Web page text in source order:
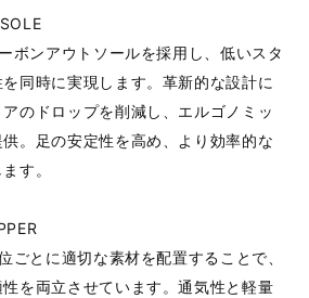
ボンアウトソールを採用し、低いスタ
同時に実現します。革新的な設計に
のドロップを削減し、エルゴノミッ
。足の安定性を高め、より効率的な
す。
ごとに適切な素材を配置することで、
を両立させています。通気性と軽量